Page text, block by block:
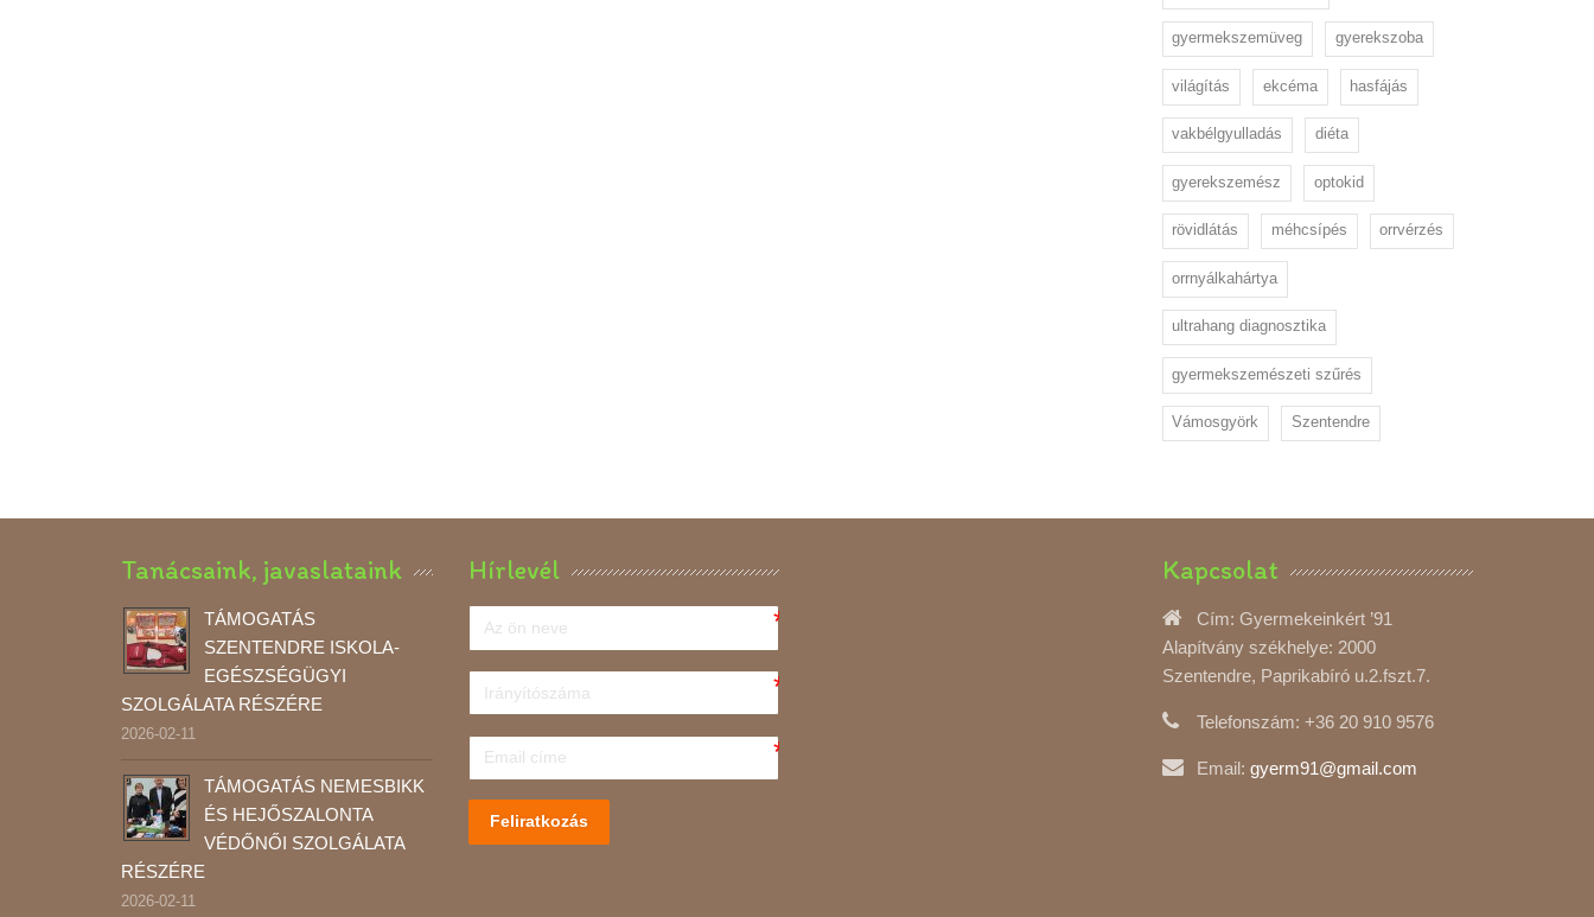
gyermekszemüveg gyerekszoba
világítás ekcéma hasfájás
vakbélgyulladás diéta
gyerekszemész optokid
rövidlátás méhcsípés orrvérzés
orrnyálkahártya
ultrahang diagnosztika
gyermekszemészeti szűrés
Vámosgyörk Szentendre
Tanácsaink, javaslataink
TÁMOGATÁS
SZENTENDRE ISKOLA-
EGÉSZSÉGÜGYI
SZOLGÁLATA RÉSZÉRE
2026-02-11
TÁMOGATÁS NEMESBIKK
ÉS HEJŐSZALONTA
VÉDŐNŐI SZOLGÁLATA
RÉSZÉRE
2026-02-11
Hírlevél
Feliratkozás
Kapcsolat
Cím: Gyermekeinkért ’91
Alapítvány székhelye: 2000
Szentendre, Paprikabíró u.2.fszt.7.
Telefonszám: +36 20 910 9576
Email: gyerm91@gmail.com